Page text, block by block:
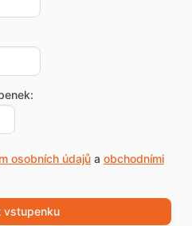
osobních údajůa obchodními
vstupenku